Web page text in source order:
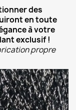
des
en toute
à votre
exclusif !
propre